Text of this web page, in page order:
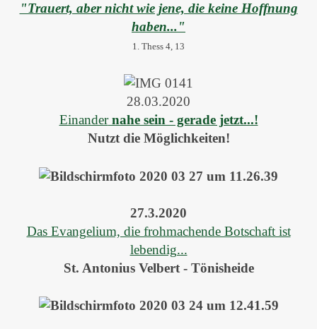
"Trauert, aber nicht wie jene, die keine Hoffnung
haben..."
1. Thess 4, 13
28.03.2020
Einandernahe sein - gerade jetzt...!
Nutzt die Möglichkeiten!
27.3.2020
Das Evangelium, die frohmachende Botschaft ist
lebendig...
St. Antonius Velbert - Tönisheide